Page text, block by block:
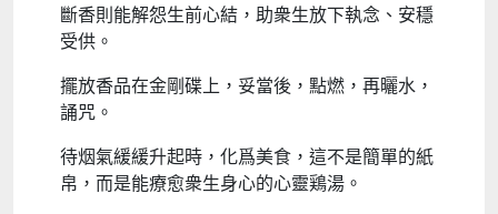
斷香則能解怨生前心結，助衆生放下執念、安穩
受供​。​
擺放香品在金剛碟上，妥當後，點燃，再曬水，
誦咒。
待烟氣緩緩升起時，化爲美食，這不是簡單的紙
帛，而是能療愈衆生身心的心靈鶏湯。​